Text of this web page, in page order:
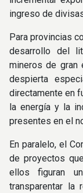
ingreso de
Para provincias
desarrollo del
mineros de gran
despierta
directamente en
la energía y la
presentes en el
En paralelo, el
de proyectos
ellos figuran
transparentar la